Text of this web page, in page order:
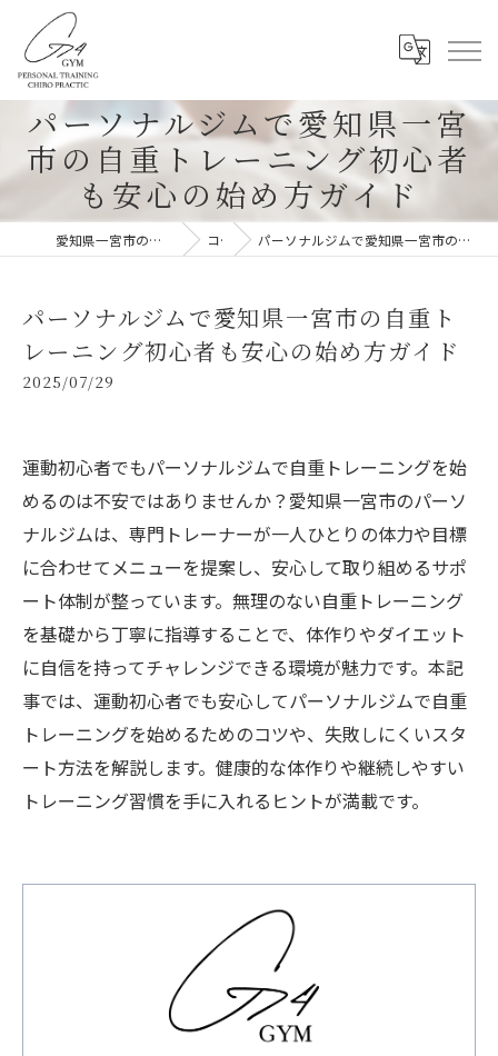
パーソナルジムで愛知県一宮
市の自重トレーニング初心者
も安心の始め方ガイド
愛知県一宮市のパーソナルジムならG-4GYM コラム パーソナルジムで愛知県一宮市の自重トレーニング初心者も安心の始め方ガイド
パーソナルジムで愛知県一宮市の自重ト
レーニング初心者も安心の始め方ガイド
2025/07/29
運動初心者でもパーソナルジムで自重トレーニングを始
めるのは不安ではありませんか？愛知県一宮市のパーソ
ナルジムは、専門トレーナーが一人ひとりの体力や目標
に合わせてメニューを提案し、安心して取り組めるサポ
ート体制が整っています。無理のない自重トレーニング
を基礎から丁寧に指導することで、体作りやダイエット
に自信を持ってチャレンジできる環境が魅力です。本記
事では、運動初心者でも安心してパーソナルジムで自重
トレーニングを始めるためのコツや、失敗しにくいスタ
ート方法を解説します。健康的な体作りや継続しやすい
トレーニング習慣を手に入れるヒントが満載です。